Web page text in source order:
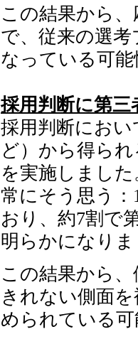
この結果から
で、従来の選
なっている可
採用判断に第三
採用判断にお
ど）から得ら
を実施しまし
常にそう思う：
おり、約7割で
明らかになり
この結果から
きれない側面
められている